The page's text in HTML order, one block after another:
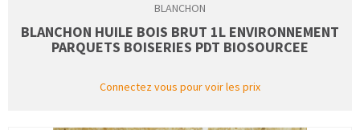
BLANCHON
BLANCHON HUILE BOIS BRUT 1L ENVIRONNEMENT
PARQUETS BOISERIES PDT BIOSOURCEE
Connectez vous pour voir les prix